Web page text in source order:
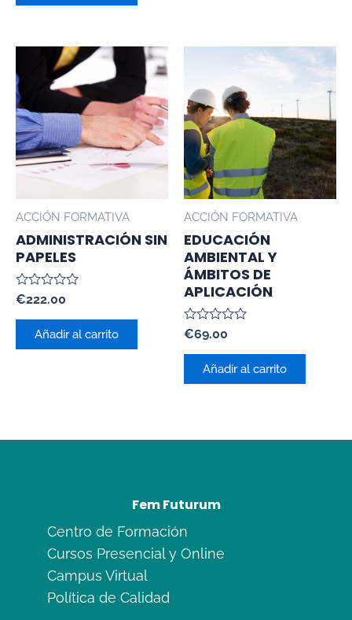
ACCIÓN FORMATIVA
ADMINISTRACIÓN SIN
PAPELES
Valorado
0
€222.00
Añadir al carrito
ACCIÓN FORMATIVA
EDUCACIÓN
AMBIENTAL Y
ÁMBITOS DE
APLICACIÓN
Valorado
0
€69.00
Añadir al carrito
Fem Futurum
Centro de Formación
Cursos Presencial y Online
Campus Virtual
Política de Calidad